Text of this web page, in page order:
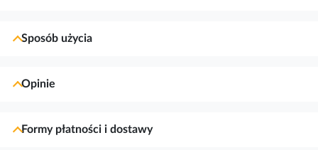
Sposób użycia
Opinie
Formy płatności i dostawy